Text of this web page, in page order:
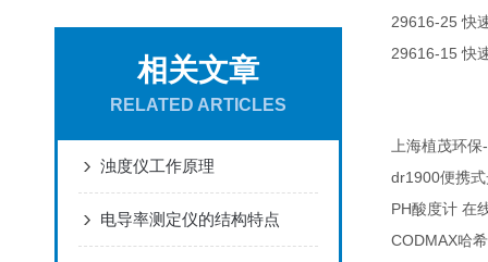
相关文章
RELATED ARTICLES
浊度仪工作原理
电导率测定仪的结构特点
29616-25快
29616-15快
上海植茂环保-
dr1900便携
PH酸度计 在
CODMAX哈